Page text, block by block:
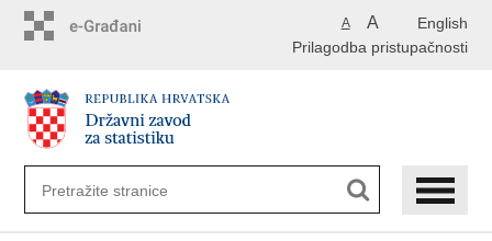
English
A A
Prilagodba pristupačnosti